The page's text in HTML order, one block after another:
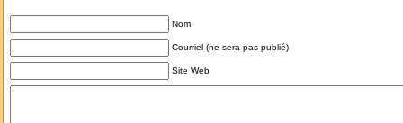
Nom
Courriel (ne sera pas publié)
Site Web